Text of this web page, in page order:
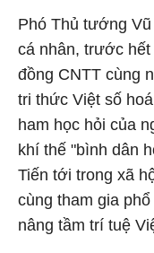
Phó Thủ tướng
cá nhân, trước
đồng CNTT cùng
tri thức Việt số
ham học hỏi của
khí thế "bình dân
Tiến tới trong xã
cùng tham gia
nâng tầm trí tuệ